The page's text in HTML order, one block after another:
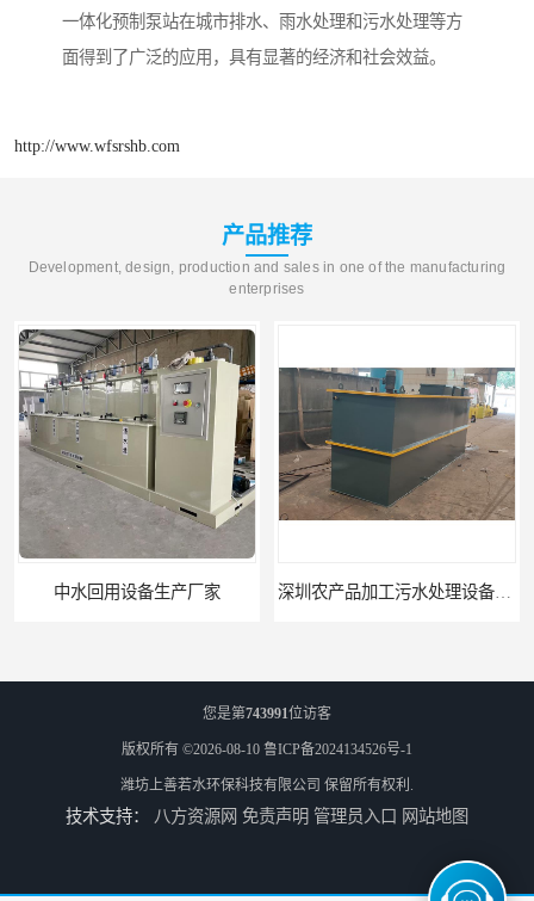
一体化预制泵站在城市排水、雨水处理和污水处理等方
面得到了广泛的应用，具有显著的经济和社会效益。
http://www.wfsrshb.com
产品推荐
Development, design, production and sales in one of the manufacturing
enterprises
中水回用设备生产厂家
深圳豆制品加工污水处理设备厂家 广州长沙体检中心污水处理设备厂家
您是第743991位访客
版权所有 ©2026-08-10 鲁ICP备2024134526号-1
潍坊上善若水环保科技有限公司 保留所有权利.
技术支持： 八方资源网 免责声明 管理员入口 网站地图